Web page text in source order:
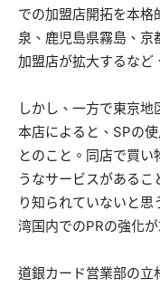
での加盟店開拓を本
泉、鹿児島県霧島、
加盟店が拡大するなど
しかし、一方で東京
本店によると、SPの
とのこと。同店で買
うなサービスがある
り知られていないと
湾国内でのPRの強化
道銀カード営業部の立